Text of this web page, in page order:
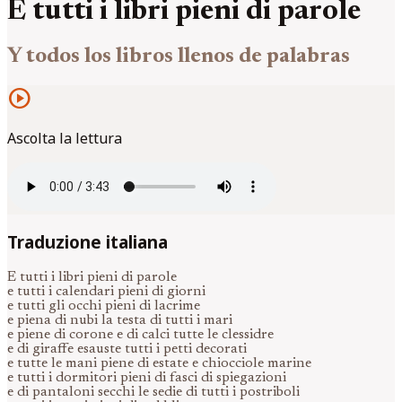
E tutti i libri pieni di parole
Y todos los libros llenos de palabras
play_circle
Ascolta la lettura
Traduzione italiana
E tutti i libri pieni di parole
e tutti i calendari pieni di giorni
e tutti gli occhi pieni di lacrime
e piena di nubi la testa di tutti i mari
e piene di corone e di calci tutte le clessidre
e di giraffe esauste tutti i petti decorati
e tutte le mani piene di estate e chiocciole marine
e tutti i dormitori pieni di fasci di spiegazioni
e di pantaloni secchi le sedie di tutti i postriboli